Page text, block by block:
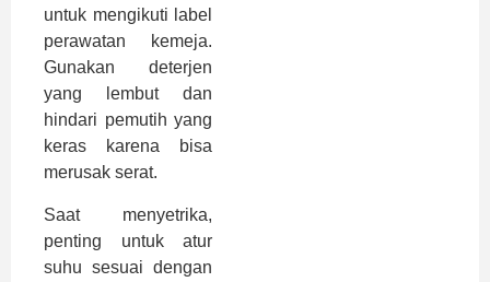
untuk mengikuti label
perawatan kemeja.
Gunakan deterjen
yang lembut dan
hindari pemutih yang
keras karena bisa
merusak serat.
Saat menyetrika,
penting untuk atur
suhu sesuai dengan